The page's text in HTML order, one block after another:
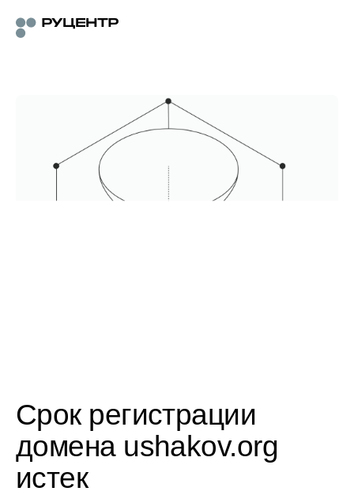
Срок регистрации
домена ushakov.org
истек